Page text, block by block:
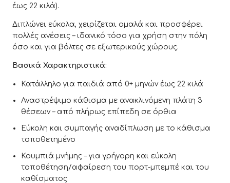
έως 22 κιλά).
Διπλώνει εύκολα, χειρίζεται ομαλά και προσφέρει
πολλές ανέσεις – ιδανικό τόσο για χρήση στην πόλη
όσο και για βόλτες σε εξωτερικούς χώρους.
Βασικά Χαρακτηριστικά:
Κατάλληλο για παιδιά από 0+ μηνών έως 22 κιλά
Αναστρέψιμο κάθισμα με ανακλινόμενη πλάτη 3
θέσεων – από πλήρως επίπεδη σε όρθια
Εύκολη και συμπαγής αναδίπλωση με το κάθισμα
τοποθετημένο
Κουμπιά μνήμης – για γρήγορη και εύκολη
τοποθέτηση/αφαίρεση του πορτ-μπεμπέ και του
καθίσματος